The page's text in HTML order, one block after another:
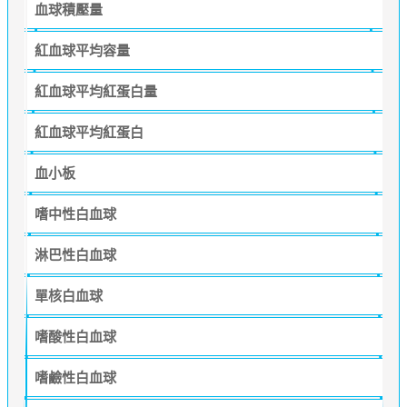
血球積壓量
紅血球平均容量
紅血球平均紅蛋白量
紅血球平均紅蛋白
血小板
嗜中性白血球
淋巴性白血球
單核白血球
嗜酸性白血球
嗜鹼性白血球